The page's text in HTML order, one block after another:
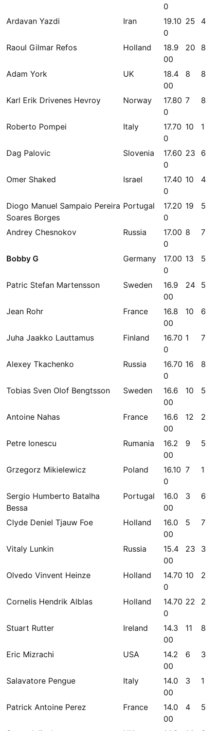
0
Ardavan Yazdi Iran
19.10
0
25 4
Raoul Gilmar Refos Holland
18.9
00
20 8
Adam York UK
18.4
00
8 8
Karl Erik Drivenes Hevroy Norway
17.80
0
7 8
Roberto Pompei Italy
17.70
0
10 1
Dag Palovic Slovenia
17.60
0
23 6
Omer Shaked Israel
17.40
0
10 4
Diogo Manuel Sampaio Pereira
Soares Borges
Portugal
17.20
0
19 5
Andrey Chesnokov Russia
17.00
0
8 7
Bobby G Germany
17.00
0
13 5
Patric Stefan Martensson Sweden
16.9
00
24 5
Jean Rohr France
16.8
00
10 6
Juha Jaakko Lauttamus Finland
16.70
0
1 7
Alexey Tkachenko Russia
16.70
0
16 8
Tobias Sven Olof Bengtsson Sweden
16.6
00
10 5
Antoine Nahas France
16.6
00
12 2
Petre Ionescu Rumania
16.2
00
9 5
Grzegorz Mikielewicz Poland
16.10
0
7 1
Sergio Humberto Batalha
Bessa
Portugal
16.0
00
3 6
Clyde Deniel Tjauw Foe Holland
16.0
00
5 7
Vitaly Lunkin Russia
15.4
00
23 3
Olvedo Vinvent Heinze Holland
14.70
0
10 2
Cornelis Hendrik Alblas Holland
14.70
0
22 2
Stuart Rutter Ireland
14.3
00
11 8
Eric Mizrachi USA
14.2
00
6 3
Salavatore Pengue Italy
14.0
00
3 1
Patrick Antoine Perez France
14.0
00
4 5